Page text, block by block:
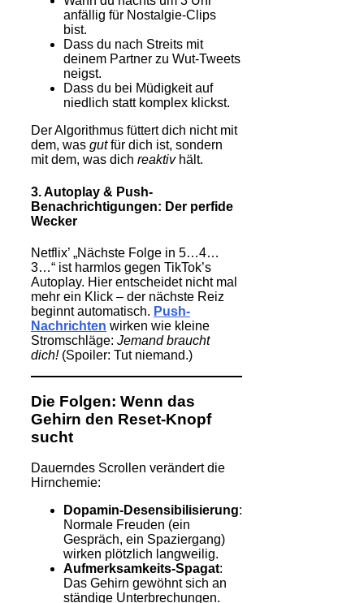
anfällig für Nostalgie-Clips
bist.
Dass du nach Streits mit
deinem Partner zu Wut-Tweets
neigst.
Dass du bei Müdigkeit auf
niedlich statt komplex klickst.
Der Algorithmus füttert dich nicht mit
dem, was gutfür dich ist, sondern
mit dem, was dich reaktivhält.
3. Autoplay & Push-
Benachrichtigungen: Der perfide
Wecker
Netflix’ „Nächste Folge in 5…4…
3…“ ist harmlos gegen TikTok’s
Autoplay. Hier entscheidet nicht mal
mehr ein Klick – der nächste Reiz
beginnt automatisch. Push-
Nachrichten wirken wie kleine
Stromschläge: Jemand braucht
dich!(Spoiler: Tut niemand.)
Die Folgen: Wenn das
Gehirn den Reset-Knopf
sucht
Dauerndes Scrollen verändert die
Hirnchemie:
Dopamin-Desensibilisierung:
Normale Freuden (ein
Gespräch, ein Spaziergang)
wirken plötzlich langweilig.
Aufmerksamkeits-Spagat:
Das Gehirn gewöhnt sich an
ständige Unterbrechungen.